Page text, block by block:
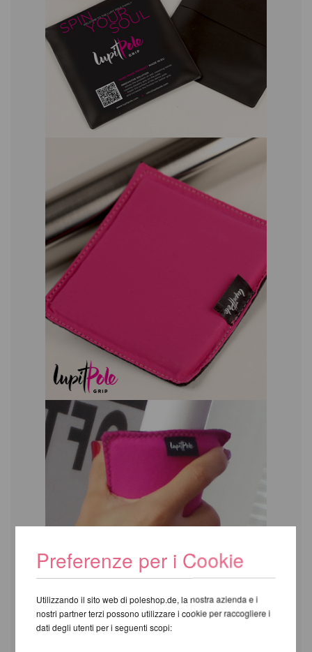
Preferenze per i Cookie
Utilizzando il sito web di poleshop.de, la nostra azienda e i
nostri partner terzi possono utilizzare i cookie per raccogliere i
dati degli utenti per i seguenti scopi: